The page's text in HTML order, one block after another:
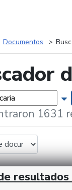
Documentos
1631